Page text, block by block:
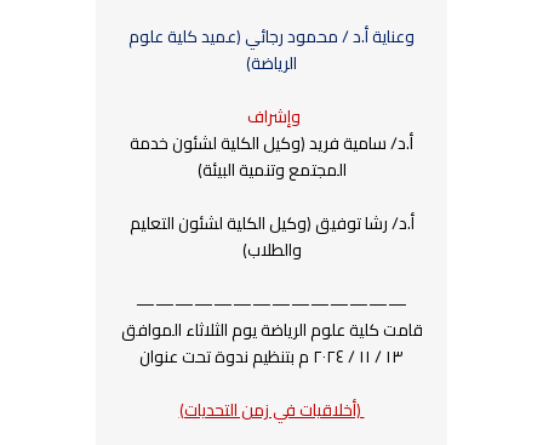
وعناية أ.د / محمود رجائي (عميد كلية علوم
الرياضة)
وإشراف
أ.د/ سامية فريد (وكيل الكلية لشئون خدمة
المجتمع وتنمية البيئة)
أ.د/ رشا توفيق (وكيل الكلية لشئون التعليم
والطلاب)
——————————————
قامت كلية علوم الرياضة يوم الثلاثاء الموافق
١٣ / ١١ / ٢٠٢٤ م بتنظيم ندوة تحت عنوان
(أخلاقيات في زمن التحديات)